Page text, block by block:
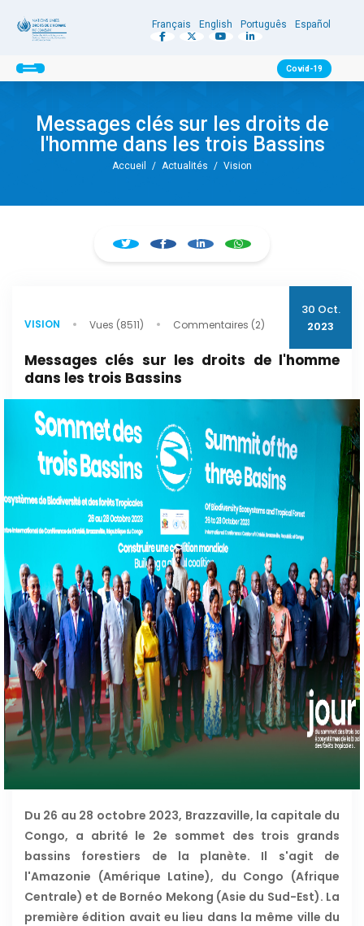
Français English Português Español
Covid-19
Messages clés sur les droits de
l'homme dans les trois Bassins
Accueil / Actualités / Vision
VISION Vues (8511) Commentaires (2)
30 Oct.
2023
Messages clés sur les droits de l'homme
dans les trois Bassins
Du 26 au 28 octobre 2023, Brazzaville, la capitale du
Congo, a abrité le 2e sommet des trois grands
bassins forestiers de la planète. Il s'agit de
l'Amazonie (Amérique Latine), du Congo (Afrique
Centrale) et de Bornéo Mekong (Asie du Sud-Est). La
première édition avait eu lieu dans la même ville du